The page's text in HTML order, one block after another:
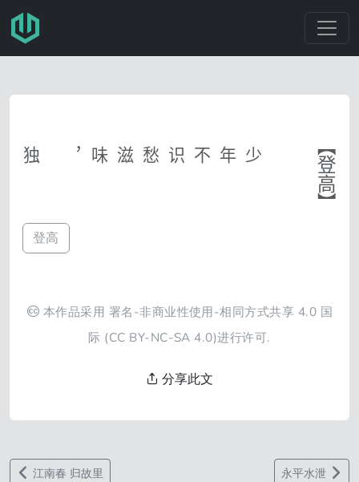
跳转至主要内容
登高
少年不识愁滋味，
登高
本作品采用 署名-非商业性使用-相同方式共享 4.0 国
际 (CC BY-NC-SA 4.0)进行许可.
分享此文
江南春 归故里 永平水泄